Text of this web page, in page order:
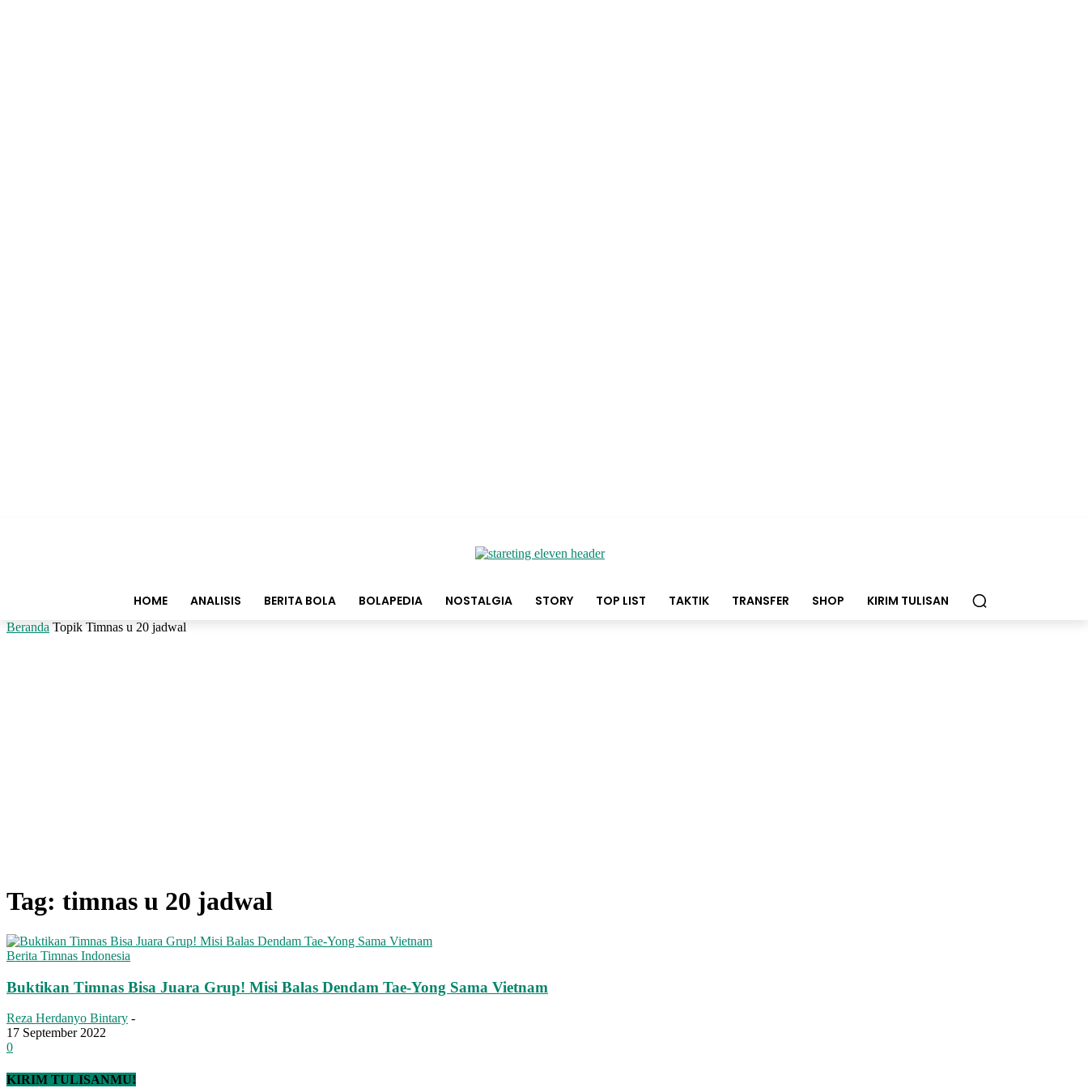
HOME ANALISIS BERITA BOLA BOLAPEDIA NOSTALGIA STORY TOP LIST TAKTIK TRANSFER SHOP KIRIM TULISAN
Beranda Topik Timnas u 20 jadwal
Tag: timnas u 20 jadwal
Berita Timnas Indonesia
Buktikan Timnas Bisa Juara Grup! Misi Balas Dendam Tae-Yong Sama Vietnam
Reza Herdanyo Bintary -
17 September 2022
0
KIRIM TULISANMU!